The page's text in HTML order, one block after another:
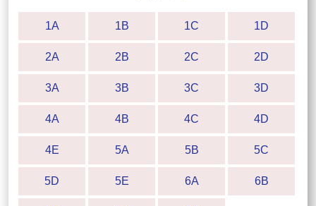
1A 1B 1C 1D
2A 2B 2C 2D
3A 3B 3C 3D
4A 4B 4C 4D
4E 5A 5B 5C
5D 5E 6A 6B